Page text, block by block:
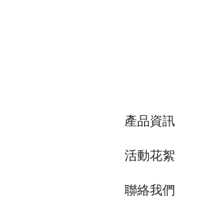
產品資訊
活動花絮
聯絡我們